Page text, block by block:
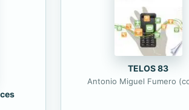
TELOS 83
Antonio Miguel Fumero